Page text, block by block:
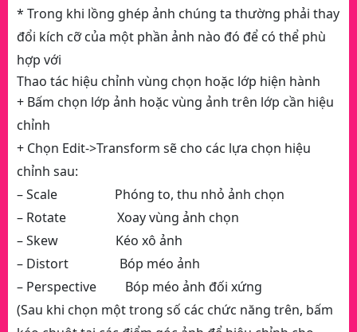
* Trong khi lồng ghép ảnh chúng ta thường phải thay
đổi kích cỡ của một phần ảnh nào đó để có thể phù
hợp với
Thao tác hiệu chỉnh vùng chọn hoặc lớp hiện hành
+ Bấm chọn lớp ảnh hoặc vùng ảnh trên lớp cần hiệu
chỉnh
+ Chọn Edit->Transform sẽ cho các lựa chọn hiệu
chỉnh sau:
– Scale Phóng to, thu nhỏ ảnh chọn
– Rotate Xoay vùng ảnh chọn
– Skew Kéo xô ảnh
– Distort Bóp méo ảnh
– Perspective Bóp méo ảnh đối xứng
(Sau khi chọn một trong số các chức năng trên, bấm